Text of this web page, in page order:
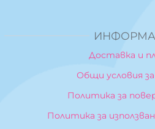
Доставка и
Общи условия за
Политика за
Политика за